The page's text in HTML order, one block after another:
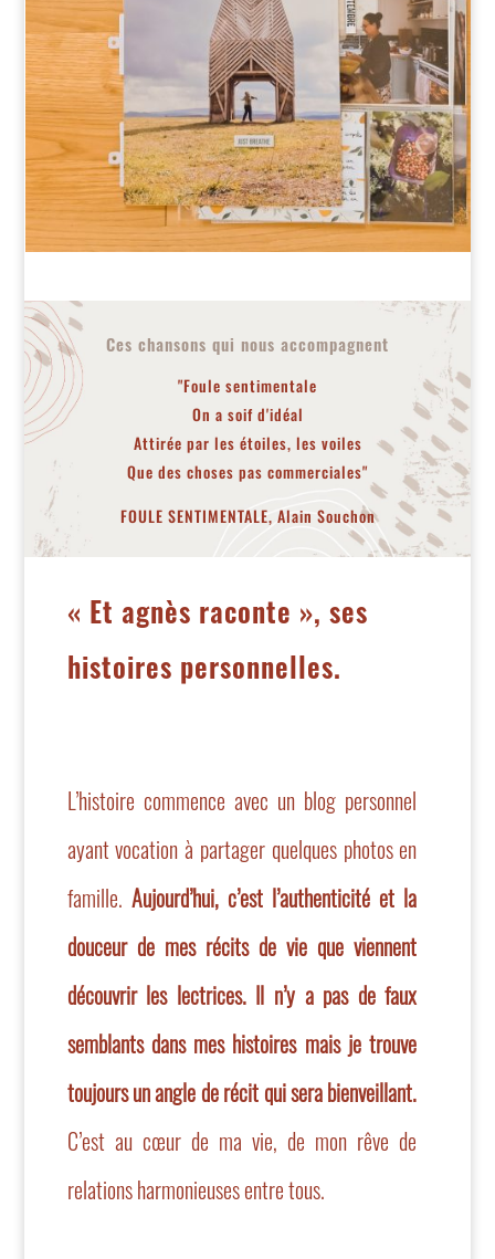
Ces chansons qui nous accompagnent
"Foule sentimentale
On a soif d'idéal
Attirée par les étoiles, les voiles
Que des choses pas commerciales"
FOULE SENTIMENTALE, Alain Souchon
« Et agnès raconte », ses
histoires personnelles.
L’histoire commence avec un blog personnel
ayant vocation à partager quelques photos en
famille. Aujourd’hui, c’est l’authenticité et la
douceur de mes récits de vie que viennent
découvrir les lectrices. Il n’y a pas de faux
semblants dans mes histoires mais je trouve
toujours un angle de récit qui sera bienveillant.
C’est au cœur de ma vie, de mon rêve de
relations harmonieuses entre tous.